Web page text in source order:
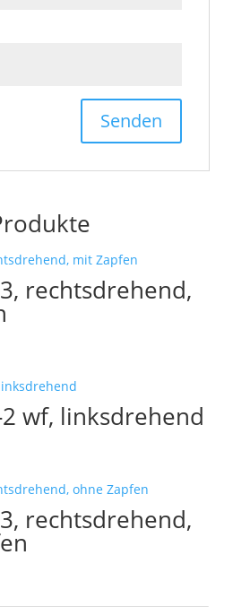
rechtsdrehend,
wf, linksdrehend
rechtsdrehend,